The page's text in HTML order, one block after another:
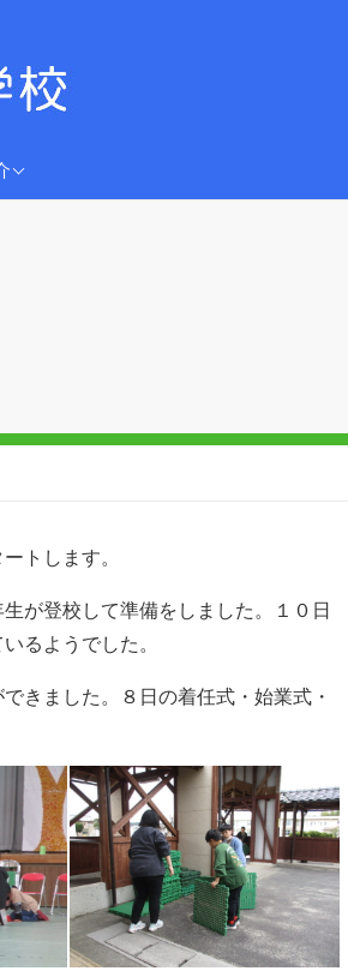
目標
トします。
が登校して準備をしました。１０日
るようでした。
きました。８日の着任式・始業式・